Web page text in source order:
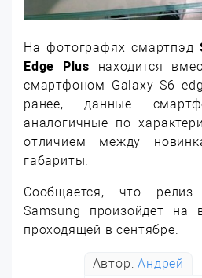
На фотографях смартпэд
Edge Plus находится
смартфоном Galaxy S6
ранее, данные
аналогичные по
отличием между
габариты.
Сообщается, что релиз
Samsung произойдет на
проходящей в сентябре.
Автор:Андрей